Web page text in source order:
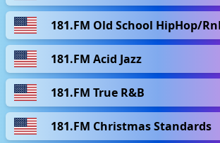
181.FM Old School HipHop/
181.FM Acid Jazz
181.FM True R&B
181.FM Christmas Standards